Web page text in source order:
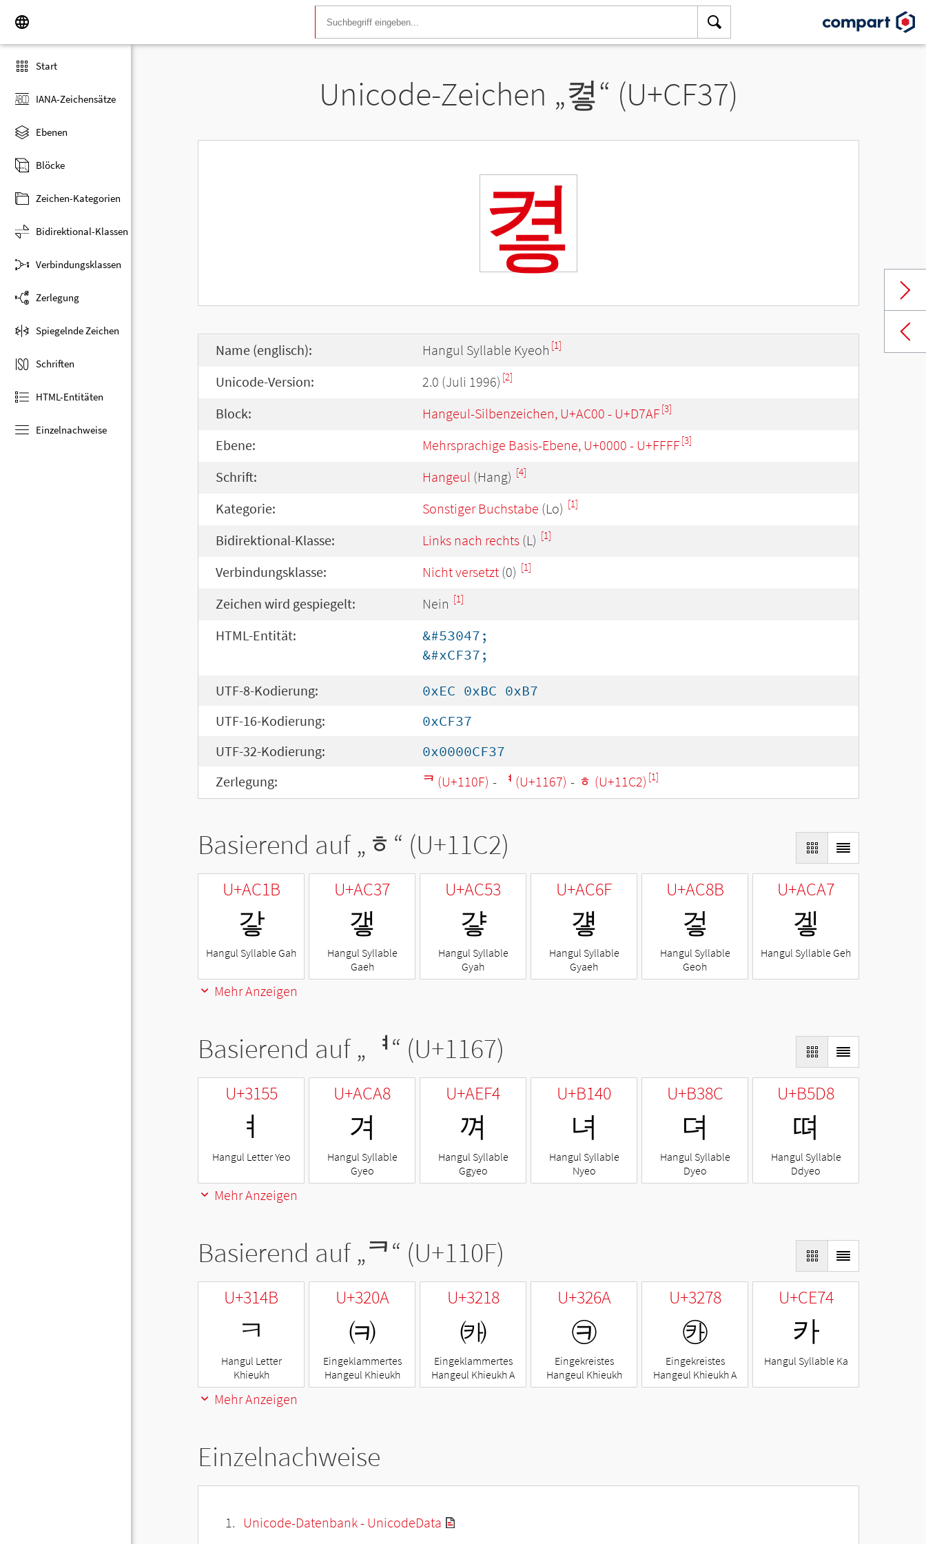
Start
IANA-Zeichensätze
Ebenen
Blöcke
Zeichen-Kategorien
Bidirektional-Klassen
Verbindungsklassen
Zerlegung
Spiegelnde Zeichen
Schriften
HTML-Entitäten
Einzelnachweise
Unicode-Zeichen „켷“ (U+CF37)
켷
Name (englisch): Hangul Syllable Kyeoh [1]
Unicode-Version: 2.0 (Juli 1996) [2]
Block: Hangeul-Silbenzeichen, U+AC00 - U+D7AF[3]
Ebene: Mehrsprachige Basis-Ebene, U+0000 - U+FFFF[3]
Schrift: Hangeul (Hang) [4]
Kategorie: Sonstiger Buchstabe (Lo) [1]
Bidirektional-Klasse: Links nach rechts (L) [1]
Verbindungsklasse: Nicht versetzt (0) [1]
Zeichen wird gespiegelt: Nein [1]
HTML-Entität:
&#53047;
&#xCF37;
UTF-8-Kodierung:
0xEC 0xBC 0xB7
UTF-16-Kodierung:
0xCF37
UTF-32-Kodierung:
0x0000CF37
Zerlegung:
ᄏ (U+110F) - ᅧ (U+1167) - ᇂ (U+11C2) [1]
Basierend auf „ ᇂ “ (U+11C2)
U+AC1B
갛
Hangul Syllable Gah
U+AC37
갷
Hangul Syllable
Gaeh
U+AC53
걓
Hangul Syllable
Gyah
U+AC6F
걯
Hangul Syllable
Gyaeh
U+AC8B
겋
Hangul Syllable
Geoh
U+ACA7
겧
Hangul Syllable Geh
Mehr Anzeigen
Basierend auf „ ᅧ“ (U+1167)
U+3155
ㅕ
Hangul Letter Yeo
U+ACA8
겨
Hangul Syllable
Gyeo
U+AEF4
껴
Hangul Syllable
Ggyeo
U+B140
녀
Hangul Syllable
Nyeo
U+B38C
뎌
Hangul Syllable
Dyeo
U+B5D8
뗘
Hangul Syllable
Ddyeo
Mehr Anzeigen
Basierend auf „ᄏ“ (U+110F)
U+314B
ㅋ
Hangul Letter
Khieukh
U+320A
㈊
Eingeklammertes
Hangeul Khieukh
U+3218
㈘
Eingeklammertes
Hangeul Khieukh A
U+326A
㉪
Eingekreistes
Hangeul Khieukh
U+3278
㉸
Eingekreistes
Hangeul Khieukh A
U+CE74
카
Hangul Syllable Ka
Mehr Anzeigen
Einzelnachweise
Unicode-Datenbank - UnicodeData